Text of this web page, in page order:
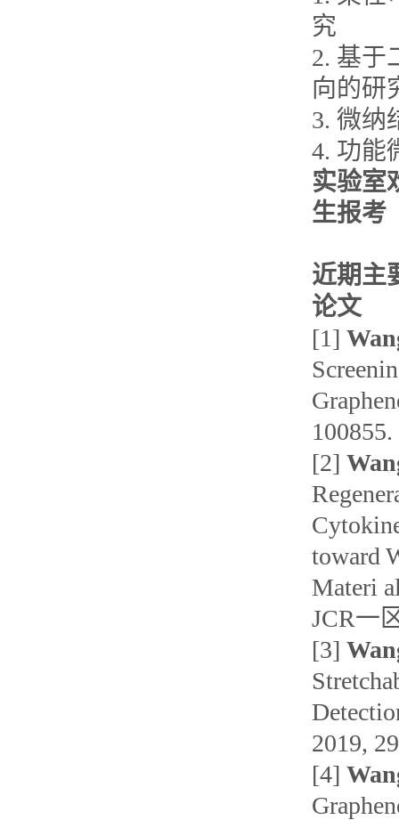
究
2. 基于
向的研
3. 微纳
4. 功能
实验室
生报考
近期主
论文
[1]
[2]
toward
Materi
JCR一
[3]
2019,
[4]